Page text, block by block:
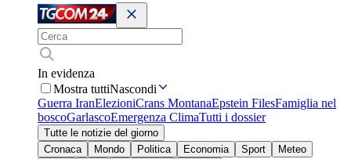
In evidenza
Mostra tuttiNascondi
Guerra IranElezioniCrans MontanaEpstein FilesFamiglia nel
boscoGarlascoEmergenza ClimaTutti i dossier
Tutte le notizie del giorno
Cronaca
Mondo Politica Economia Sport
Meteo